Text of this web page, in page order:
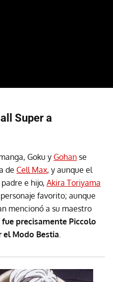
Super a
Goku y Gohan se
de Cell Max, y aunque el
e hijo, Akira Toriyama
favorito; aunque
mencionó a su maestro
fue precisamente Piccolo
Modo Bestia.